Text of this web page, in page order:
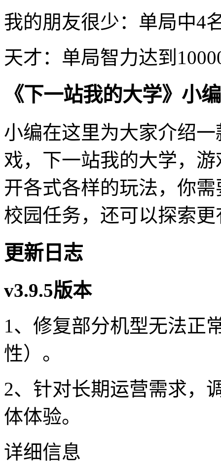
我的朋友很少：单局中4
天才：单局智力达到
《下一站我的大学》小
小编在这里为大家介绍
戏，下一站我的大学，
开各式各样的玩法，你
校园任务，还可以探索
更新日志
v3.9.5版本
1、修复部分机型无法正
性）。
2、针对长期运营需求，
体体验。
详细信息